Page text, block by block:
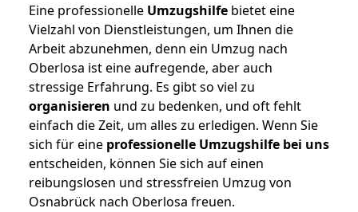
Eine professionelle Umzugshilfe bietet eine
Vielzahl von Dienstleistungen, um Ihnen die
Arbeit abzunehmen, denn ein Umzug nach
Oberlosa ist eine aufregende, aber auch
stressige Erfahrung. Es gibt so viel zu
organisieren und zu bedenken, und oft fehlt
einfach die Zeit, um alles zu erledigen. Wenn Sie
sich für eine professionelle Umzugshilfe bei uns
entscheiden, können Sie sich auf einen
reibungslosen und stressfreien Umzug von
Osnabrück nach Oberlosa freuen.